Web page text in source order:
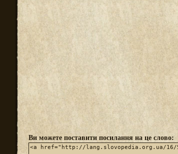
Ви можете поставити посилання на це слово: